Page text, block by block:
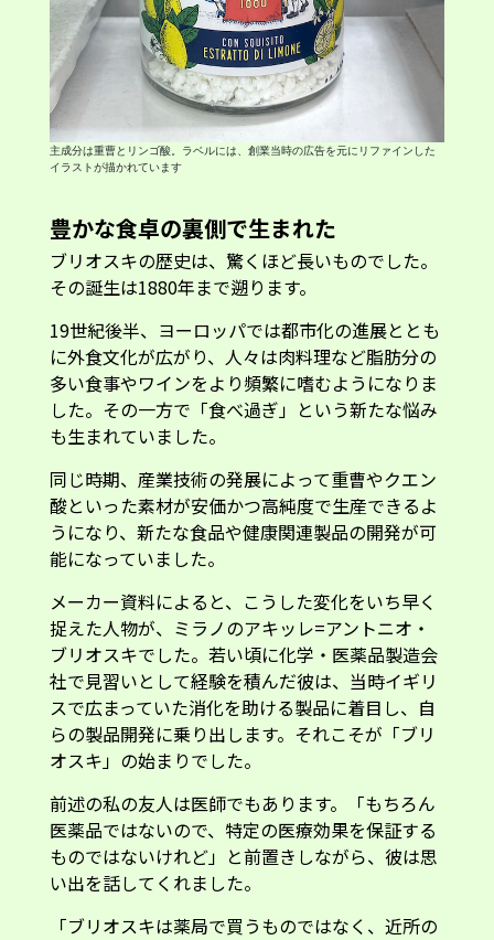
主成分は重曹とリンゴ酸。ラベルには、創業当時の広告を元にリファインした
イラストが描かれています
豊かな食卓の裏側で生まれた
ブリオスキの歴史は、驚くほど長いものでした。
その誕生は1880年まで遡ります。
19世紀後半、ヨーロッパでは都市化の進展ととも
に外食文化が広がり、人々は肉料理など脂肪分の
多い食事やワインをより頻繁に嗜むようになりま
した。その一方で「食べ過ぎ」という新たな悩み
も生まれていました。
同じ時期、産業技術の発展によって重曹やクエン
酸といった素材が安価かつ高純度で生産できるよ
うになり、新たな食品や健康関連製品の開発が可
能になっていました。
メーカー資料によると、こうした変化をいち早く
捉えた人物が、ミラノのアキッレ=アントニオ・
ブリオスキでした。若い頃に化学・医薬品製造会
社で見習いとして経験を積んだ彼は、当時イギリ
スで広まっていた消化を助ける製品に着目し、自
らの製品開発に乗り出します。それこそが「ブリ
オスキ」の始まりでした。
前述の私の友人は医師でもあります。「もちろん
医薬品ではないので、特定の医療効果を保証する
ものではないけれど」と前置きしながら、彼は思
い出を話してくれました。
「ブリオスキは薬局で買うものではなく、近所の